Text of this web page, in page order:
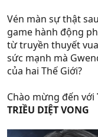
Vén màn sự thật
game hành động
từ truyền thuyết
sức mạnh mà
của hai Thế Giới?
Chào mừng đến với
TRIỀU DIỆT VONG